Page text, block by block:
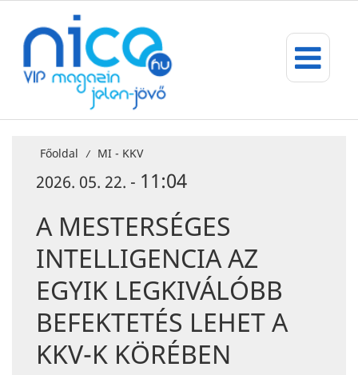
Főoldal / MI - KKV
2026. 05. 22. - 11:04
A MESTERSÉGES
INTELLIGENCIA AZ
EGYIK LEGKIVÁLÓBB
BEFEKTETÉS LEHET A
KKV-K KÖRÉBEN